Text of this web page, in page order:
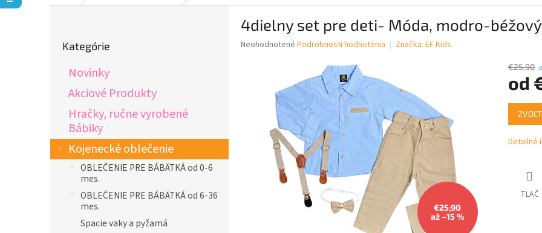
kategórie
Kategórie
Novinky
Akciové Produkty
Hračky, ručne vyrobené
Bábiky
Kojenecké oblečenie
OBLEČENIE PRE BÁBÄTKÁ od 0-6
mes.
OBLEČENIE PRE BÁBÄTKÁ od 6-36
mes.
Spacie vaky a pyžamá
4dielny set pre deti- Móda, modro-béžový
Priemerné
hviezdičiek.
Neohodnotené Podrobnosti hodnotenia Značka: EF Kids
€25,90
až –15 %
€25,90
od
cena:
Detailné
TLAČ